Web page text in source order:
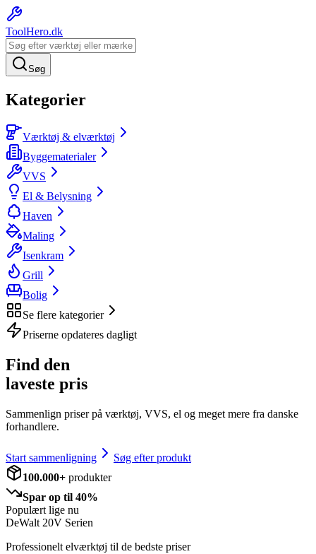
ToolHero.dk
Søg
Kategorier
Værktøj & elværktøj
Byggematerialer
VVS
El & Belysning
Haven
Maling
Isenkram
Grill
Bolig
Se flere kategorier
Priserne opdateres dagligt
Find den
laveste pris
Sammenlign priser på værktøj, VVS, el og meget mere fra danske
forhandlere.
Start sammenligning
Søg efter produkt
100.000+ produkter
Spar op til 40%
Populært lige nu
DeWalt 20V Serien
Professionelt elværktøj til de bedste priser